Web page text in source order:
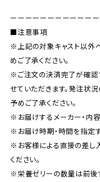
ーーーーーーーーーーー
■注意事項
※上記の対象キャスト以外
めご了承ください。
※ご注文の決済完了が確認
せていただきます。発注状
予めご了承ください。
※お届けするメーカー・内
※お届け時期・時間を指定
※お客様による直接の差し
ください。
※栄養ゼリーの数量は前後